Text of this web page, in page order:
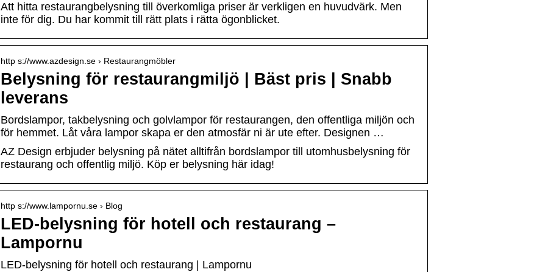
Att hitta restaurangbelysning till överkomliga priser är verkligen en huvudvärk. Men
inte för dig. Du har kommit till rätt plats i rätta ögonblicket.
http s://www.azdesign.se › Restaurangmöbler
Belysning för restaurangmiljö | Bäst pris | Snabb
leverans
Bordslampor, takbelysning och golvlampor för restaurangen, den offentliga miljön och
för hemmet. Låt våra lampor skapa er den atmosfär ni är ute efter. Designen …
AZ Design erbjuder belysning på nätet alltifrån bordslampor till utomhusbelysning för
restaurang och offentlig miljö. Köp er belysning här idag!
http s://www.lampornu.se › Blog
LED-belysning för hotell och restaurang –
Lampornu
LED-belysning för hotell och restaurang | Lampornu